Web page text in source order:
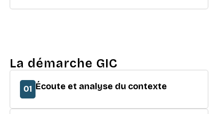
La démarche GIC
01 Écoute et analyse du contexte